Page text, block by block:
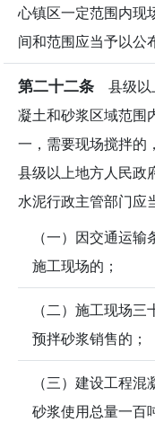
心镇区一定范围内现
间和范围应当予以公
第二十二条 县级以
凝土和砂浆区域范围
一，需要现场搅拌的
县级以上地方人民政
水泥行政主管部门应
（一）因交通运
施工现场的；
（二）施工现场
预拌砂浆销售的；
（三）建设工程
砂浆使用总量一百